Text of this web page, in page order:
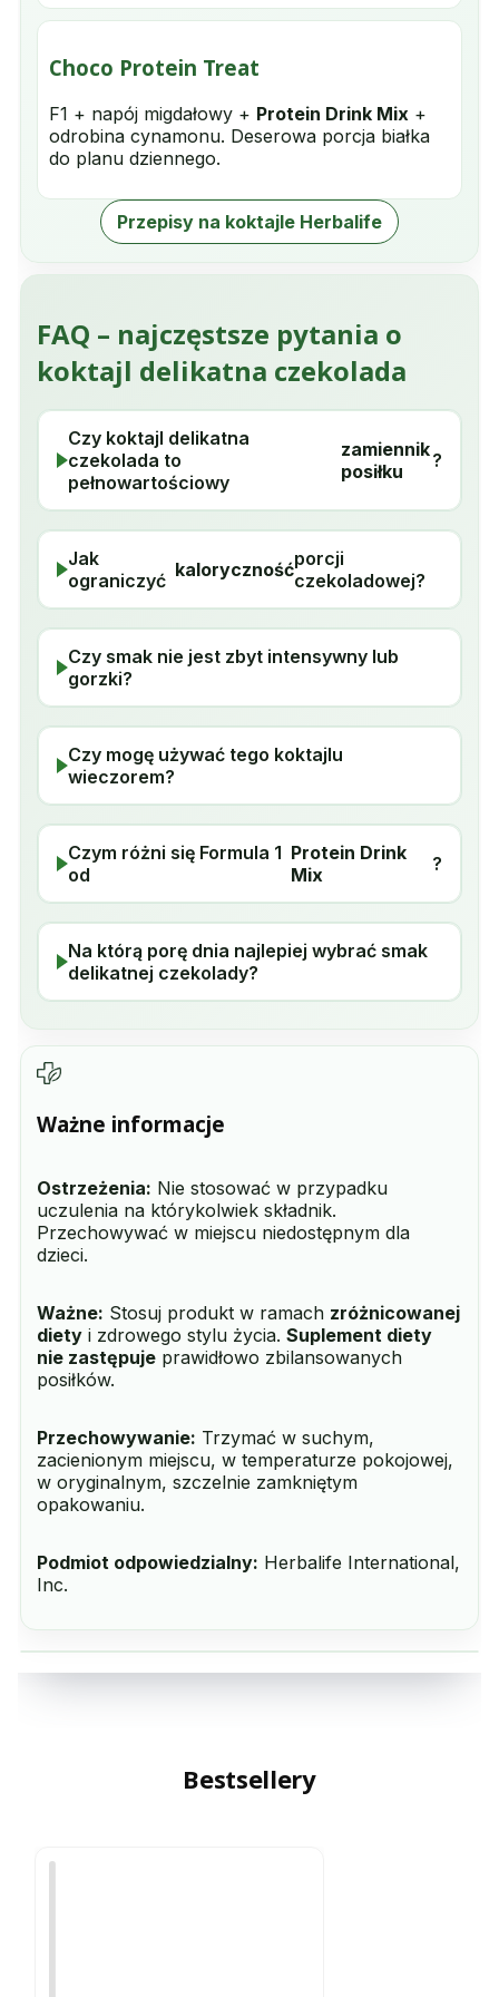
Choco Protein Treat
F1 + napój migdałowy + Protein Drink Mix +
odrobina cynamonu. Deserowa porcja białka
do planu dziennego.
Przepisy na koktajle Herbalife
FAQ – najczęstsze pytania o
koktajl delikatna czekolada
Czy koktajl delikatna
czekolada to
pełnowartościowy
zamiennik
posiłku
?
Jak
ograniczyć kalorycznośćporcji
czekoladowej?
Czy smak nie jest zbyt intensywny lub
gorzki?
Czy mogę używać tego koktajlu
wieczorem?
Czym różni się Formula 1
od
Protein Drink
Mix
?
Na którą porę dnia najlepiej wybrać smak
delikatnej czekolady?
Ważne informacje
Ostrzeżenia: Nie stosować w przypadku
uczulenia na którykolwiek składnik.
Przechowywać w miejscu niedostępnym dla
dzieci.
Ważne: Stosuj produkt w ramach zróżnicowanej
diety i zdrowego stylu życia. Suplement diety
nie zastępuje prawidłowo zbilansowanych
posiłków.
Przechowywanie: Trzymać w suchym,
zacienionym miejscu, w temperaturze pokojowej,
w oryginalnym, szczelnie zamkniętym
opakowaniu.
Podmiot odpowiedzialny: Herbalife International,
Inc.
Bestsellery